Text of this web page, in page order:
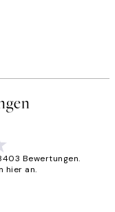
Bewertungen.
hier an.